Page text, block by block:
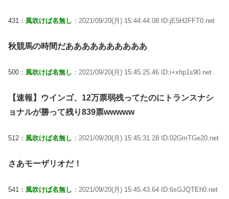
431： 風吹けば名無し ：2021/09/20(月) 15:44:44.08 ID:jE5H2FFT0.net
秋競馬の時間だああああああああああ
500： 風吹けば名無し ：2021/09/20(月) 15:45:25.46 ID:i+xhp1s90.net
【速報】ウインゴ、12万票弱残ってたのにトランスナシ
ョナルが勝って残り839票wwwww
512： 風吹けば名無し ：2021/09/20(月) 15:45:31.28 ID:02GmTGe20.net
さあモーザリオだ！
541： 風吹けば名無し ：2021/09/20(月) 15:45:43.64 ID:6sGJQTEh0.net